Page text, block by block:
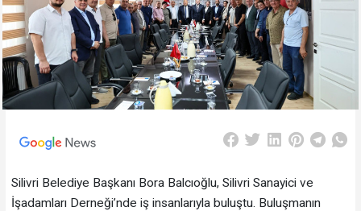
Silivri Belediye Başkanı Bora Balcıoğlu, Silivri Sanayici ve
İşadamları Derneği’nde iş insanlarıyla buluştu. Buluşmanın